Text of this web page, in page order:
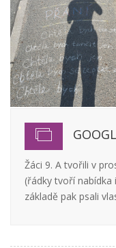
Žáci 9. A tvořili v
(řádky tvoří
základě pak psali